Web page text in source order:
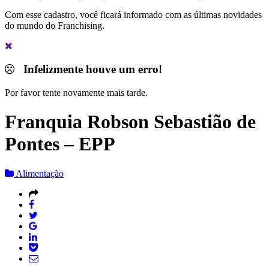
Com esse cadastro, você ficará informado com as últimas novidades
do mundo do Franchising.
Infelizmente houve um erro!
Por favor tente novamente mais tarde.
Franquia Robson Sebastião de
Pontes – EPP
Alimentação